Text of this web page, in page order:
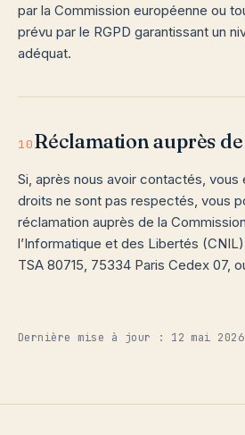
par la Commission européenne ou
prévu par le RGPD garantissant un
adéquat.
10Réclamation auprès
Si, après nous avoir contactés, vous
droits ne sont pas respectés, vous
réclamation auprès de la
l’Informatique et des Libertés
TSA 80715, 75334 Paris Cedex 07,
Dernière mise à jour : 12 mai 2026